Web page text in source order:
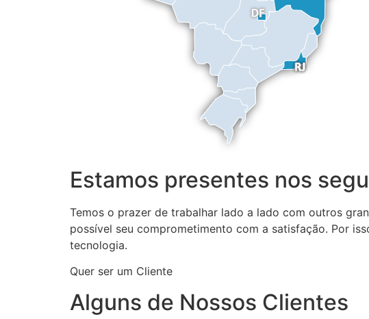
Estamos presentes nos
Temos o prazer de trabalhar lado a lado com outros
possível seu comprometimento com a satisfação. Por
tecnologia.
Quer ser um Cliente
Alguns de Nossos Clientes